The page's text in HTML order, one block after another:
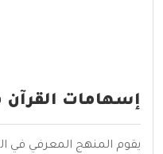
إسهامات القرآن
يقوم المنهج المعرفي في